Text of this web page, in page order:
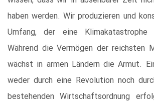
haben werden. Wir produzieren und
Umfang, der eine Klimakatastrophe
Während die Vermögen der reichsten
wächst in armen Ländern die Armut.
weder durch eine Revolution noch
bestehenden Wirtschaftsordnung